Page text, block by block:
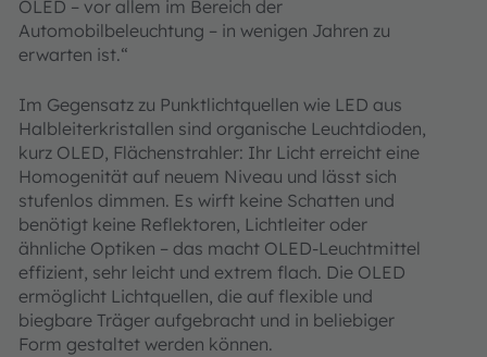
OLED – vor allem im Bereich der
Automobilbeleuchtung – in wenigen Jahren zu
erwarten ist.“
Im Gegensatz zu Punktlichtquellen wie LED aus
Halbleiterkristallen sind organische Leuchtdioden,
kurz OLED, Flächenstrahler: Ihr Licht erreicht eine
Homogenität auf neuem Niveau und lässt sich
stufenlos dimmen. Es wirft keine Schatten und
benötigt keine Reflektoren, Lichtleiter oder
ähnliche Optiken – das macht OLED-Leuchtmittel
effizient, sehr leicht und extrem flach. Die OLED
ermöglicht Lichtquel­len, die auf flexible und
biegbare Träger aufgebracht und in beliebiger
Form gestaltet werden können.